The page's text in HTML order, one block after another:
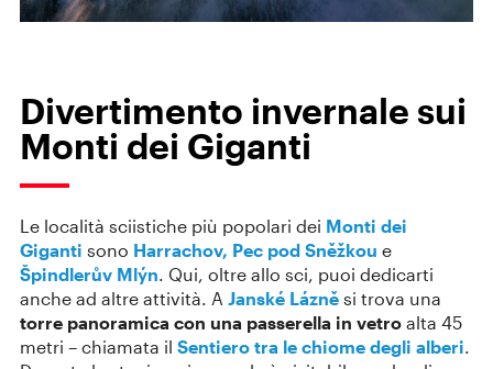
Divertimento invernale sui
Monti dei Giganti
Le località sciistiche più popolari dei Monti dei
Giganti sono Harrachov, Pec pod Sněžkou e
Špindlerův Mlýn. Qui, oltre allo sci, puoi dedicarti
anche ad altre attività. A Janské Lázně si trova una
torre panoramica con una passerella in vetro alta 45
metri – chiamata il Sentiero tra le chiome degli alberi.